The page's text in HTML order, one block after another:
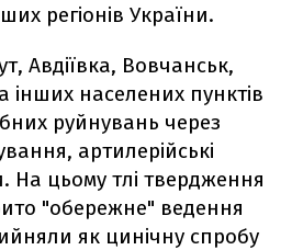
регіонів України.
Авдіївка, Вовчанськ,
інших населених пунктів
руйнувань через
артилерійські
На цьому тлі твердження
"обережне" ведення
як цинічну спробу